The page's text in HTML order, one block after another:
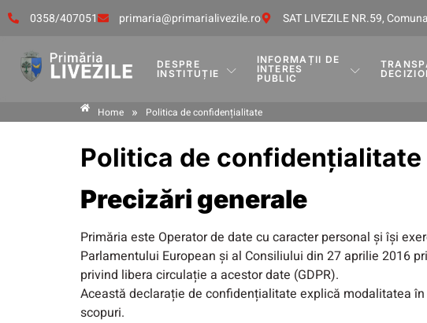
0358/407051 primaria@primarialivezile.ro SAT LIVEZILE NR.59,
DESPRE
INSTITUȚIE
INFORMAȚII DE
INTERES
PUBLIC
Home » Politica de confidențialitate
Politica de confidențialitate
Precizări generale
Primăria este Operator de date cu caracter personal și își
Parlamentului European și al Consiliului din 27 aprilie 2016
privind libera circulație a acestor date (GDPR).
Această declarație de confidențialitate explică modalitatea
scopuri.